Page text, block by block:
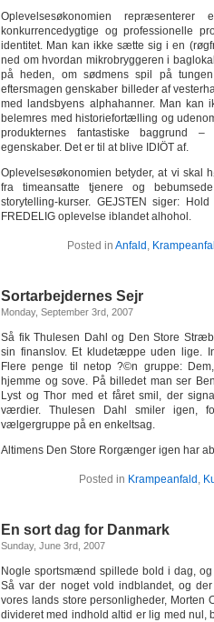
Oplevelsesøkonomien
konkurrencedygtige og professionelle
identitet. Man kan ikke sætte sig i en
ned om hvordan mikrobryggeren i
på heden, om sødmens spil på
eftersmagen genskaber billeder af
med landsbyens alphahanner. Man
belemres med historiefortælling og
produkternes fantastiske baggrund –
egenskaber. Det er til at blive IDIÖT af.
Oplevelsesøkonomien betyder, at vi
fra timeansatte tjenere og
storytelling-kurser. GEJSTEN siger:
FREDELIG oplevelse iblandet alhohol.
Posted in Anfald
Sortarbejdernes Sejr
Monday, September 3rd, 2007
Så fik Thulesen Dahl og Den Store
sin finanslov. Et kludetæppe uden lige.
Flere penge til netop ?©n gruppe:
hjemme og sove. På billedet man ser
Lyst og Thor med et fåret smil, der
værdier. Thulesen Dahl smiler igen,
vælgergruppe på en enkeltsag.
Altimens Den Store Rorgænger igen har
Posted in Krampeanfald
En sort dag for Danmark
Sunday, June 3rd, 2007
Nogle sportsmænd spillede bold i dag,
Så var der noget vold indblandet, og
vores lands store personligheder, Morten
divideret med indhold altid er lig med nul,